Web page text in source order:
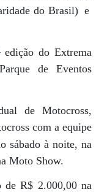
do Brasil) e
edição do Extrema
de Eventos
de Motocross,
com a equipe
sábado à noite, na
Moto Show.
de R$ 2.000,00 na